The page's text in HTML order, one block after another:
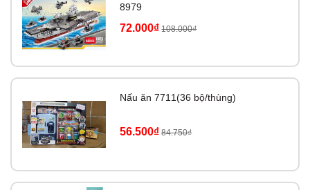
8979
72.000₫ 108.000₫
Nấu ăn 7711(36 bộ/thùng)
56.500₫ 84.750₫